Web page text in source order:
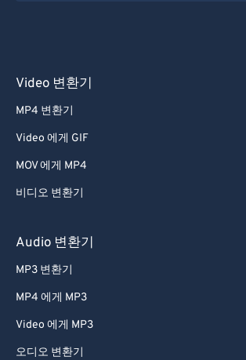
Video 변환기
MP4 변환기
Video 에게 GIF
MOV 에게 MP4
비디오 변환기
Audio 변환기
MP3 변환기
MP4 에게 MP3
Video 에게 MP3
오디오 변환기